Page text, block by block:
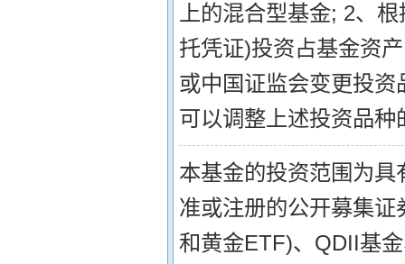
上的混合型基金; 2、
托凭证)投资占基金资
或中国证监会变更投
可以调整上述投资品种
本基金的投资范围为
准或注册的公开募集
和黄金ETF)、QDII基